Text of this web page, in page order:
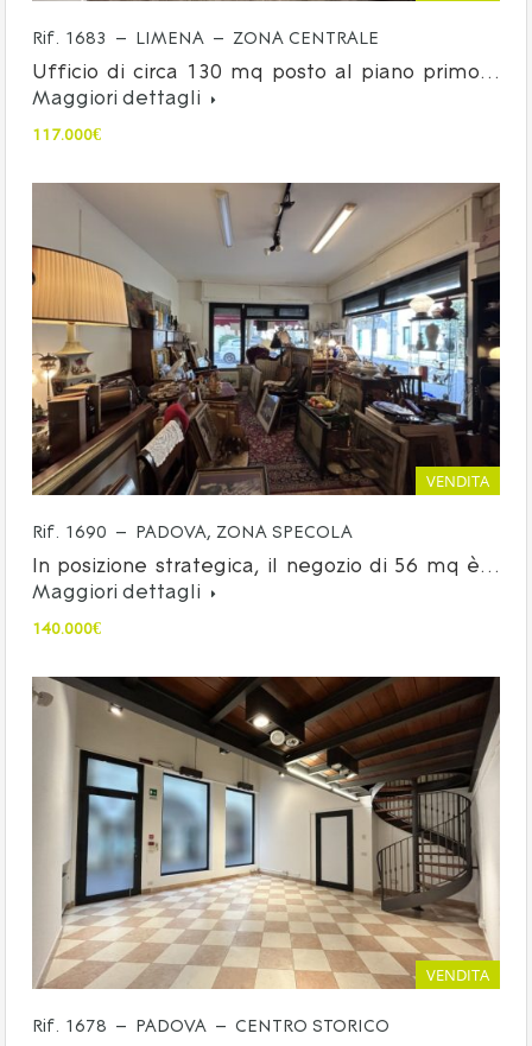
Rif. 1683 – LIMENA – ZONA CENTRALE
Ufficio di circa 130 mq posto al piano primo…
Maggiori dettagli
117.000€
VENDITA
Rif. 1690 – PADOVA, ZONA SPECOLA
In posizione strategica, il negozio di 56 mq è…
Maggiori dettagli
140.000€
VENDITA
Rif. 1678 – PADOVA – CENTRO STORICO